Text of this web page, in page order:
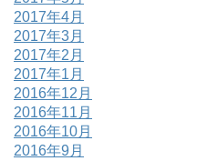
2017年4月
2017年3月
2017年2月
2017年1月
2016年12月
2016年11月
2016年10月
2016年9月